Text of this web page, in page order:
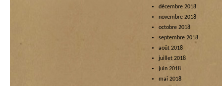
décembre 2018
novembre 2018
octobre 2018
septembre 2018
août 2018
juillet 2018
juin 2018
mai 2018